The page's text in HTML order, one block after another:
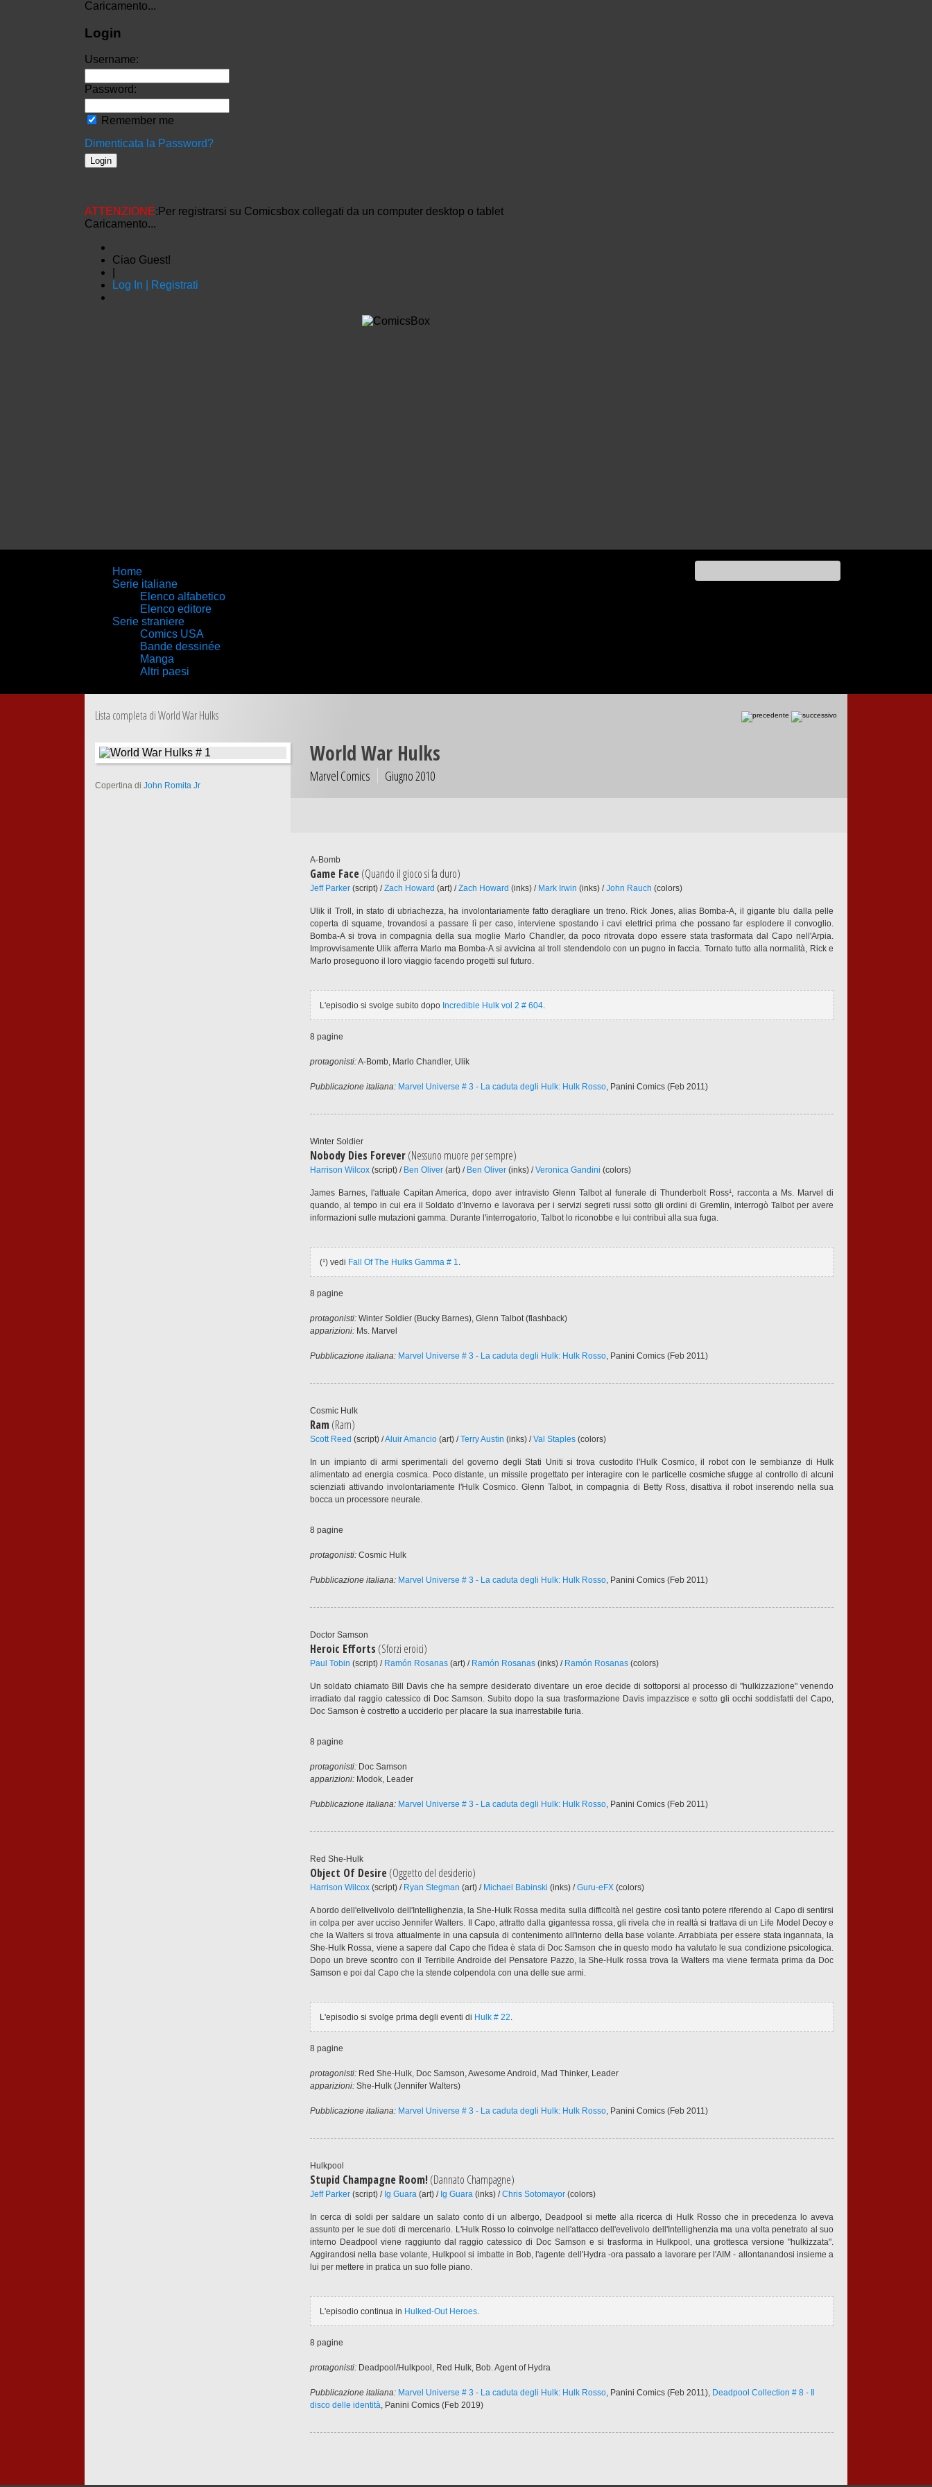
Caricamento...
Login
Username:
Password:
Remember me
Dimenticata la Password?
ATTENZIONE:Per registrarsi su Comicsbox collegati da un computer desktop o tablet
Caricamento...
Ciao Guest!
Log In | Registrati
Home
Serie italiane
Elenco alfabetico
Elenco editore
Serie straniere
Comics USA
Bande dessinée
Manga
Altri paesi
Lista completa di World War Hulks
Copertina di John Romita Jr
World War Hulks
Marvel Comics Giugno 2010
A-Bomb
Game Face(Quando il gioco si fa duro)
Jeff Parker (script) /Zach Howard (art) /Zach Howard (inks) / Mark Irwin (inks) /John Rauch (colors)
Ulik il Troll, in stato di ubriachezza, ha involontariamente fatto deragliare un treno. Rick Jones, alias Bomba-A, il gigante blu dalla pelle
coperta di squame, trovandosi a passare lì per caso, interviene spostando i cavi elettrici prima che possano far esplodere il convoglio.
Bomba-A si trova in compagnia della sua moglie Marlo Chandler, da poco ritrovata dopo essere stata trasformata dal Capo nell'Arpia.
Improvvisamente Ulik afferra Marlo ma Bomba-A si avvicina al troll stendendolo con un pugno in faccia. Tornato tutto alla normalità, Rick e
Marlo proseguono il loro viaggio facendo progetti sul futuro.
L'episodio si svolge subito dopo Incredible Hulk vol 2 # 604.
8 pagine
protagonisti:A-Bomb, Marlo Chandler, Ulik
Pubblicazione italiana: Marvel Universe # 3 - La caduta degli Hulk: Hulk Rosso, Panini Comics (Feb 2011)
Winter Soldier
Nobody Dies Forever(Nessuno muore per sempre)
Harrison Wilcox (script) / Ben Oliver (art) / Ben Oliver (inks) /Veronica Gandini (colors)
James Barnes, l'attuale Capitan America, dopo aver intravisto Glenn Talbot al funerale di Thunderbolt Ross¹, racconta a Ms. Marvel di
quando, al tempo in cui era il Soldato d'Inverno e lavorava per i servizi segreti russi sotto gli ordini di Gremlin, interrogò Talbot per avere
informazioni sulle mutazioni gamma. Durante l'interrogatorio, Talbot lo riconobbe e lui contribuì alla sua fuga.
(¹) vedi Fall Of The Hulks Gamma # 1.
8 pagine
protagonisti: Winter Soldier (Bucky Barnes), Glenn Talbot (flashback)
apparizioni: Ms. Marvel
Pubblicazione italiana: Marvel Universe # 3 - La caduta degli Hulk: Hulk Rosso, Panini Comics (Feb 2011)
Cosmic Hulk
Ram(Ram)
Scott Reed (script) /Aluir Amancio (art) /Terry Austin (inks) /Val Staples (colors)
In un impianto di armi sperimentali del governo degli Stati Uniti si trova custodito l'Hulk Cosmico, il robot con le sembianze di Hulk
alimentato ad energia cosmica. Poco distante, un missile progettato per interagire con le particelle cosmiche sfugge al controllo di alcuni
scienziati attivando involontariamente l'Hulk Cosmico. Glenn Talbot, in compagnia di Betty Ross, disattiva il robot inserendo nella sua
bocca un processore neurale.
8 pagine
protagonisti: Cosmic Hulk
Pubblicazione italiana: Marvel Universe # 3 - La caduta degli Hulk: Hulk Rosso, Panini Comics (Feb 2011)
Doctor Samson
Heroic Efforts (Sforzi eroici)
Paul Tobin (script) / Ramón Rosanas (art) / Ramón Rosanas (inks) / Ramón Rosanas (colors)
Un soldato chiamato Bill Davis che ha sempre desiderato diventare un eroe decide di sottoporsi al processo di "hulkizzazione" venendo
irradiato dal raggio catessico di Doc Samson. Subito dopo la sua trasformazione Davis impazzisce e sotto gli occhi soddisfatti del Capo,
Doc Samson è costretto a ucciderlo per placare la sua inarrestabile furia.
8 pagine
protagonisti: Doc Samson
apparizioni: Modok, Leader
Pubblicazione italiana: Marvel Universe # 3 - La caduta degli Hulk: Hulk Rosso, Panini Comics (Feb 2011)
Red She-Hulk
Object Of Desire(Oggetto del desiderio)
Harrison Wilcox (script) / Ryan Stegman (art) / Michael Babinski (inks) /Guru-eFX (colors)
A bordo dell'elivelivolo dell'Intellighenzia, la She-Hulk Rossa medita sulla difficoltà nel gestire così tanto potere riferendo al Capo di sentirsi
in colpa per aver ucciso Jennifer Walters. Il Capo, attratto dalla gigantessa rossa, gli rivela che in realtà si trattava di un Life Model Decoy e
che la Walters si trova attualmente in una capsula di contenimento all'interno della base volante. Arrabbiata per essere stata ingannata, la
She-Hulk Rossa, viene a sapere dal Capo che l'idea è stata di Doc Samson che in questo modo ha valutato le sua condizione psicologica.
Dopo un breve scontro con il Terribile Androide del Pensatore Pazzo, la She-Hulk rossa trova la Walters ma viene fermata prima da Doc
Samson e poi dal Capo che la stende colpendola con una delle sue armi.
L'episodio si svolge prima degli eventi di Hulk # 22.
8 pagine
protagonisti: Red She-Hulk, Doc Samson, Awesome Android, Mad Thinker, Leader
apparizioni: She-Hulk (Jennifer Walters)
Pubblicazione italiana: Marvel Universe # 3 - La caduta degli Hulk: Hulk Rosso, Panini Comics (Feb 2011)
Hulkpool
Stupid Champagne Room!(Dannato Champagne)
Jeff Parker (script) / Ig Guara (art) / Ig Guara (inks) /Chris Sotomayor (colors)
In cerca di soldi per saldare un salato conto di un albergo, Deadpool si mette alla ricerca di Hulk Rosso che in precedenza lo aveva
assunto per le sue doti di mercenario. L'Hulk Rosso lo coinvolge nell'attacco dell'evelivolo dell'Intellighenzia ma una volta penetrato al suo
interno Deadpool viene raggiunto dal raggio catessico di Doc Samson e si trasforma in Hulkpool, una grottesca versione "hulkizzata".
Aggirandosi nella base volante, Hulkpool si imbatte in Bob, l'agente dell'Hydra -ora passato a lavorare per l'AIM - allontanandosi insieme a
lui per mettere in pratica un suo folle piano.
L'episodio continua in Hulked-Out Heroes.
8 pagine
protagonisti: Deadpool/Hulkpool, Red Hulk, Bob. Agent of Hydra
Pubblicazione italiana: Marvel Universe # 3 - La caduta degli Hulk: Hulk Rosso, Panini Comics (Feb 2011), Deadpool Collection # 8 - Il
disco delle identità, Panini Comics (Feb 2019)